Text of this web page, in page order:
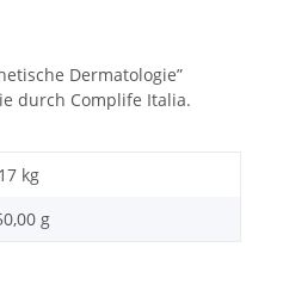
Dermatologie”
durch Complife Italia.
kg
g